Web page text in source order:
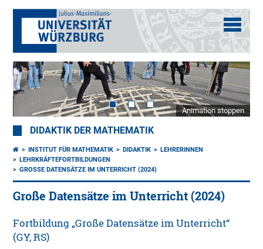
Animation stoppen
DIDAKTIK DER MATHEMATIK
INSTITUT FÜR MATHEMATIK DIDAKTIK
LEHRERINNEN
LEHRKRÄFTEFORTBILDUNGEN
GROSSE DATENSÄTZE IM UNTERRICHT (2024)
Große Datensätze im Unterricht (2024)
Fortbildung „Große Datensätze im Unterricht“
(GY, RS)